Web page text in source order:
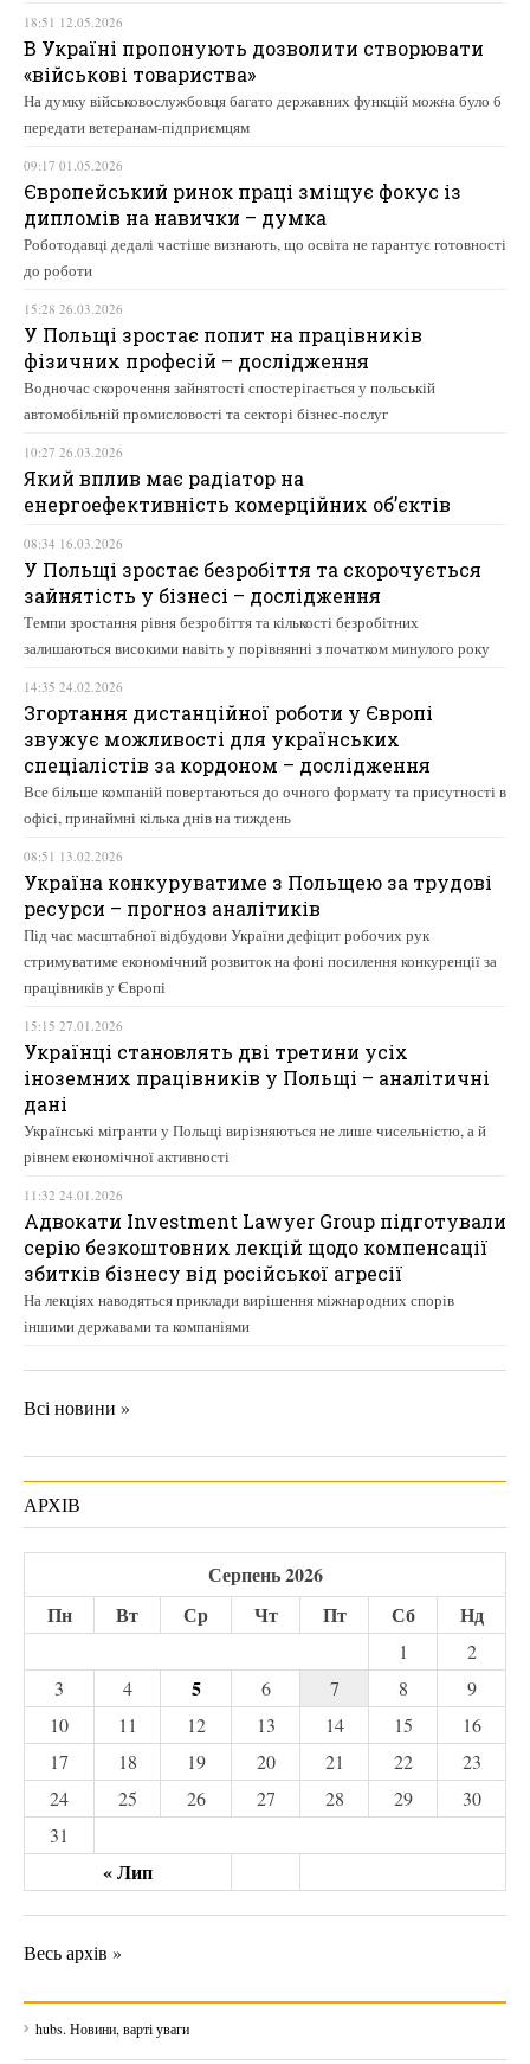
18:51 12.05.2026
В Україні пропонують дозволити створювати
«військові товариства»
На думку військовослужбовця багато державних функцій можна було б
передати ветеранам-підприємцям
09:17 01.05.2026
Європейський ринок праці зміщує фокус із
дипломів на навички – думка
Роботодавці дедалі частіше визнають, що освіта не гарантує готовності
до роботи
15:28 26.03.2026
У Польщі зростає попит на працівників
фізичних професій – дослідження
Водночас скорочення зайнятості спостерігається у польській
автомобільній промисловості та секторі бізнес-послуг
10:27 26.03.2026
Який вплив має радіатор на
енергоефективність комерційних об’єктів
08:34 16.03.2026
У Польщі зростає безробіття та скорочується
зайнятість у бізнесі – дослідження
Темпи зростання рівня безробіття та кількості безробітних
залишаються високими навіть у порівнянні з початком минулого року
14:35 24.02.2026
Згортання дистанційної роботи у Європі
звужує можливості для українських
спеціалістів за кордоном – дослідження
Все більше компаній повертаються до очного формату та присутності в
офісі, принаймні кілька днів на тиждень
08:51 13.02.2026
Україна конкуруватиме з Польщею за трудові
ресурси – прогноз аналітиків
Під час масштабної відбудови України дефіцит робочих рук
стримуватиме економічний розвиток на фоні посилення конкуренції за
працівників у Європі
15:15 27.01.2026
Українці становлять дві третини усіх
іноземних працівників у Польщі – аналітичні
дані
Українські мігранти у Польщі вирізняються не лише чисельністю, а й
рівнем економічної активності
11:32 24.01.2026
Адвокати Investment Lawyer Group підготували
серію безкоштовних лекцій щодо компенсації
збитків бізнесу від російської агресії
На лекціях наводяться приклади вирішення міжнародних спорів
іншими державами та компаніями
Всі новини »
АРХІВ
Серпень 2026
Пн
Вт Ср Чт Пт Сб Нд
« Лип
1
2
3
4 5 6 7 8
9
10
11 12 13 14 15
16
17
18 19 20 21 22
23
24
25 26 27 28 29
30
31
Весь архів »
hubs. Новини, варті уваги